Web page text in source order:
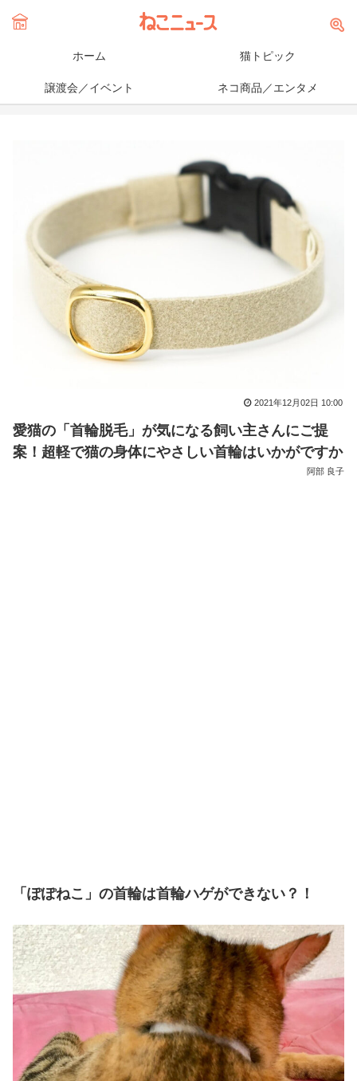
ホーム 猫トピック
譲渡会／イベント ネコ商品／エンタメ
愛猫の「首輪脱毛」が気になる飼い主さんにご提
案！超軽で猫の身体にやさしい首輪はいかがですか
2021年12月02日 10:00
阿部 良子
「ぽぽねこ」の首輪は首輪ハゲができない？！